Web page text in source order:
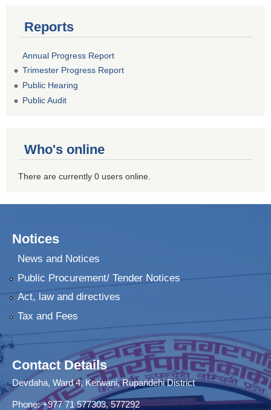
Reports
Annual Progress Report
Trimester Progress Report
Public Hearing
Public Audit
Who's online
There are currently 0 users online.
Notices
News and Notices
Public Procurement/ Tender Notices
Act, law and directives
Tax and Fees
Contact Details
Devdaha, Ward 4, Kerwani, Rupandehi District
Phone: +977 71 577303, 577292